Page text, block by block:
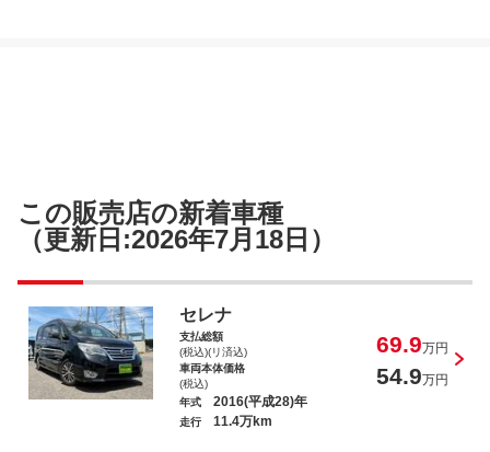
ステップワゴンスパーダ Ｚ クールスピリッ
ト インターナビ セレクション
スペーシアカスタム ＧＳ
この販売店の新着車種
（更新日:2026年7月18日）
セレナ
支払総額
(税込)(リ済込)
69.9万円
車両本体価格
(税込)
54.9万円
年式 2016(平成28)年
走行 11.4万km